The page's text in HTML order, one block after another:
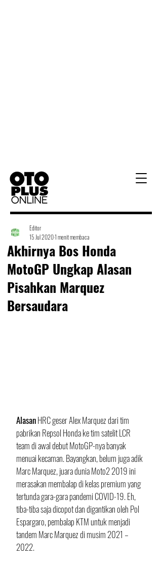
Akhirnya Bos Honda
MotoGP Ungkap Alasan
Pisahkan Marquez
Bersaudara
Editor
15 Jul 20201 menit membaca
Alasan HRC geser Alex Marquez dari tim
pabrikan Repsol Honda ke tim satelit LCR
team di awal debut MotoGP-nya banyak
menuai kecaman. Bayangkan, belum juga adik
Marc Marquez, juara dunia Moto2 2019 ini
merasakan membalap di kelas premium yang
tertunda gara-gara pandemi COVID-19. Eh,
tiba-tiba saja dicopot dan digantikan oleh Pol
Espargaro, pembalap KTM untuk menjadi
tandem Marc Marquez di musim 2021 –
2022.